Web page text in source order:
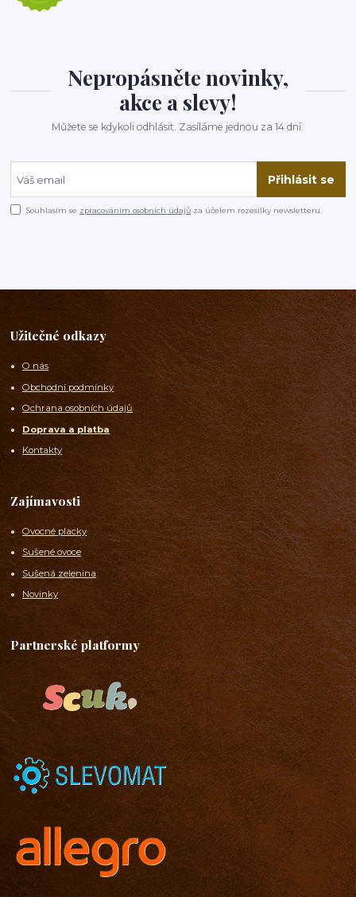
Nepropásněte novinky,
akce a slevy!
Můžete se kdykoli odhlásit. Zasíláme jednou za 14 dní.
Přihlásit se
Souhlasím se zpracováním osobních údajů za účelem rozesílky newsletteru.
Užitečné odkazy
O nás
Obchodní podmínky
Ochrana osobních údajů
Doprava a platba
Kontakty
Zajímavosti
Ovocné placky
Sušené ovoce
Sušená zelenina
Novinky
Partnerské platformy